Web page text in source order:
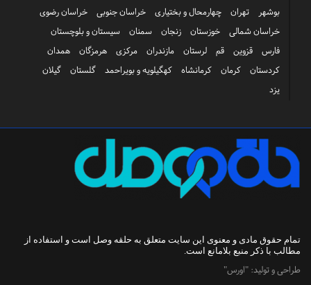
بوشهر
تهران چهارمحال و بختیاری خراسان جنوبی
خراسان رضوی
خراسان شمالی
خوزستان زنجان سمنان
سیستان و بلوچستان
فارس
قزوین قم لرستان مازندران مرکزی هرمزگان
همدان
کردستان
کرمان کرمانشاه کهگیلویه و بویراحمد گلستان
گیلان
یزد
تمام حقوق مادی و معنوی این سایت متعلق به حلقه وصل است و استفاده از
مطالب با ذکر منبع بلامانع است.
طراحی و تولید: "اورس"